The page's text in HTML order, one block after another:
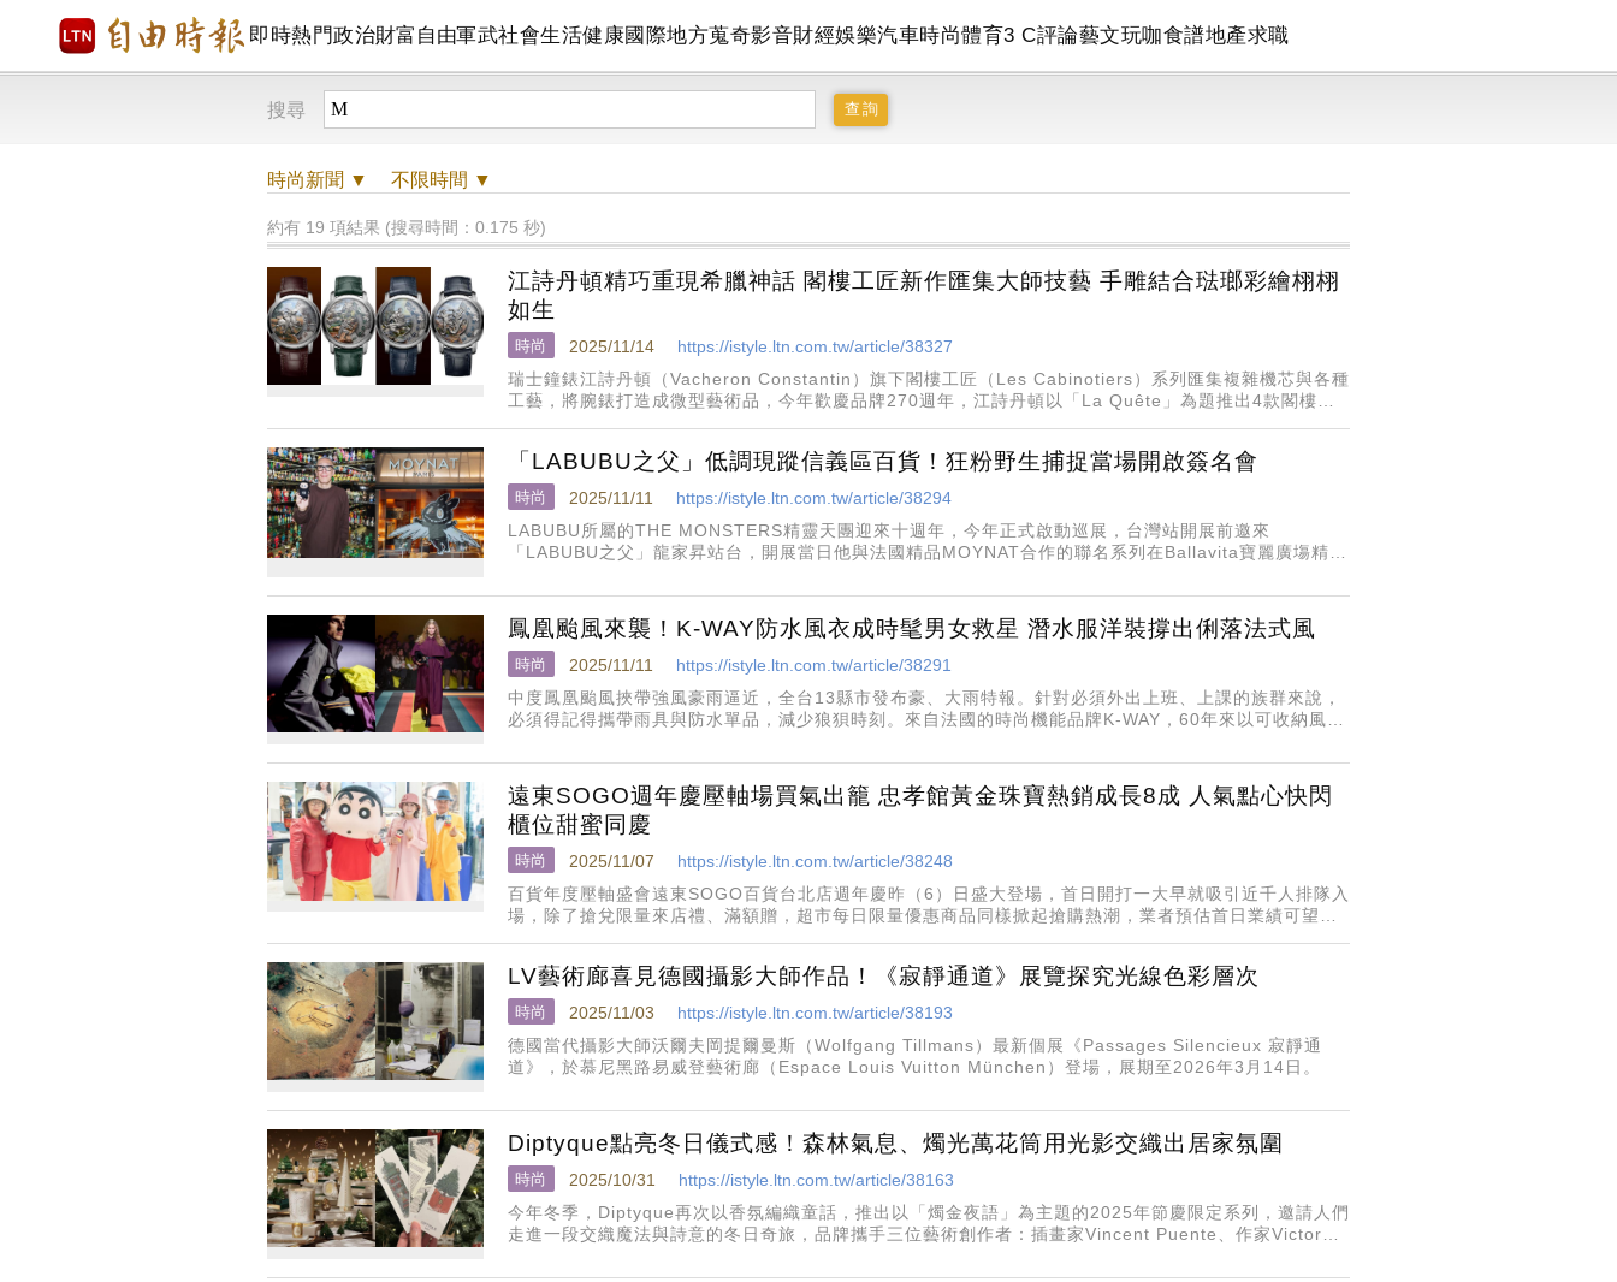
即時熱門政治財富自由軍武社會生活健康國際地方蒐奇影音財經娛樂汽車時尚體育3 C評論藝文玩咖食譜地產求職
搜尋
時尚新聞 ▼ 不限時間 ▼
約有 19 項結果 (搜尋時間：0.175 秒)
江詩丹頓精巧重現希臘神話 閣樓工匠新作匯集大師技藝 手雕結合琺瑯彩繪栩栩
如生
時尚 2025/11/14
https://istyle.ltn.com.tw/article/38327
瑞士鐘錶江詩丹頓（Vacheron Constantin）旗下閣樓工匠（Les Cabinotiers）系列匯集複雜機芯與各種
工藝，將腕錶打造成微型藝術品，今年歡慶品牌270週年，江詩丹頓以「La Quête」為題推出4款閣樓工
「LABUBU之父」低調現蹤信義區百貨！狂粉野生捕捉當場開啟簽名會
時尚 2025/11/11
https://istyle.ltn.com.tw/article/38294
LABUBU所屬的THE MONSTERS精靈天團迎來十週年，今年正式啟動巡展，台灣站開展前邀來
「LABUBU之父」龍家昇站台，開展當日他與法國精品MOYNAT合作的聯名系列在Ballavita寶麗廣塲精品
鳳凰颱風來襲！K-WAY防水風衣成時髦男女救星 潛水服洋裝撐出俐落法式風
時尚 2025/11/11
https://istyle.ltn.com.tw/article/38291
中度鳳凰颱風挾帶強風豪雨逼近，全台13縣市發布豪、大雨特報。針對必須外出上班、上課的族群來說，
必須得記得攜帶雨具與防水單品，減少狼狽時刻。來自法國的時尚機能品牌K-WAY，60年來以可收納風雨
機能並行的現代風格。
遠東SOGO週年慶壓軸場買氣出籠 忠孝館黃金珠寶熱銷成長8成 人氣點心快閃
櫃位甜蜜同慶
時尚 2025/11/07
https://istyle.ltn.com.tw/article/38248
百貨年度壓軸盛會遠東SOGO百貨台北店週年慶昨（6）日盛大登場，首日開打一大早就吸引近千人排隊入
場，除了搶兌限量來店禮、滿額贈，超市每日限量優惠商品同樣掀起搶購熱潮，業者預估首日業績可望達
LV藝術廊喜見德國攝影大師作品！《寂靜通道》展覽探究光線色彩層次
時尚 2025/11/03
https://istyle.ltn.com.tw/article/38193
德國當代攝影大師沃爾夫岡提爾曼斯（Wolfgang Tillmans）最新個展《Passages Silencieux 寂靜通
道》，於慕尼黑路易威登藝術廊（Espace Louis Vuitton München）登場，展期至2026年3月14日。
Diptyque點亮冬日儀式感！森林氣息、燭光萬花筒用光影交織出居家氛圍
時尚 2025/10/31
https://istyle.ltn.com.tw/article/38163
今年冬季，Diptyque再次以香氛編織童話，推出以「燭金夜語」為主題的2025年節慶限定系列，邀請人們
走進一段交織魔法與詩意的冬日奇旅，品牌攜手三位藝術創作者：插畫家Vincent Puente、作家Victor